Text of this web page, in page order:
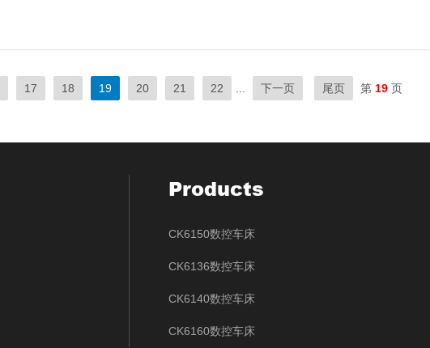
17 18 19 20 21 22 下一页 尾页 第 19 页
Products
CK6150数控车床
CK6136数控车床
CK6140数控车床
CK6160数控车床